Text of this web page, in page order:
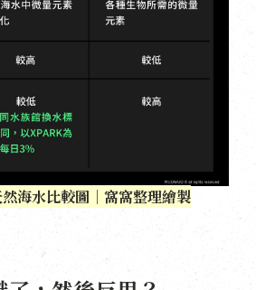
海水比較圖｜窩窩整理繪製